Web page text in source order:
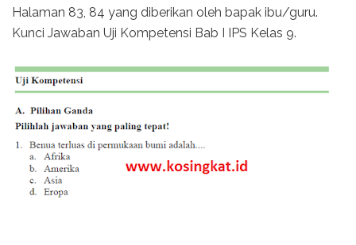
Halaman 83, 84 yang diberikan oleh bapak ibu/guru.
Kunci Jawaban Uji Kompetensi Bab I IPS Kelas 9.